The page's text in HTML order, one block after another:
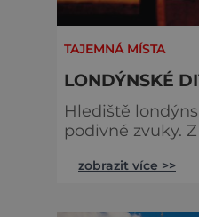
TAJEMNÁ MÍSTA
LONDÝNSKÉ
Hlediště
podivné zvuky.
bohatý herec a
zobrazit více >>